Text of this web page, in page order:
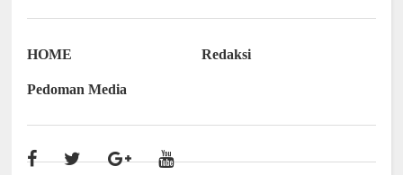
HOME Redaksi
Pedoman Media